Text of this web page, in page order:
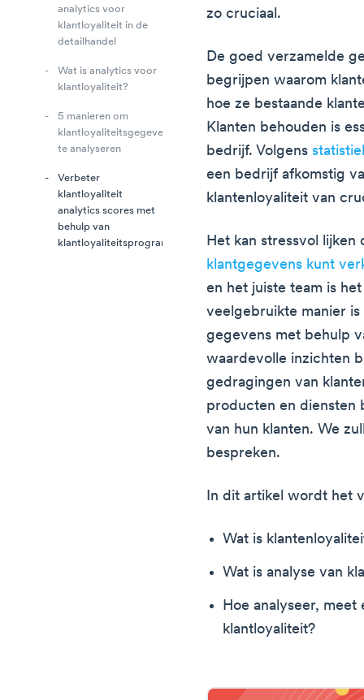
analytics voor
klantloyaliteit in de
detailhandel
Wat is analytics voor
klantloyaliteit?
5 manieren om
klantloyaliteitsgegevens
te analyseren
Verbeter
klantloyaliteit
analytics scores met
behulp van
klantloyaliteitsprogramma's
zo cruciaal.
De goed verzamelde
begrijpen waarom
hoe ze bestaande
Klanten behouden is
bedrijf. Volgens
een bedrijf afkomstig
klantenloyaliteit van
Het kan stressvol
klantgegevens kunt
en het juiste team is
veelgebruikte manier
gegevens met behulp
waardevolle inzichten
gedragingen van
producten en diensten
van hun klanten. We
bespreken.
In dit artikel wordt het
Wat is
Wat is analyse van
Hoe analyseer,
klantloyaliteit?